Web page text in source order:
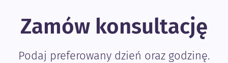
Zamów konsultację
Podaj preferowany dzień oraz godzinę.